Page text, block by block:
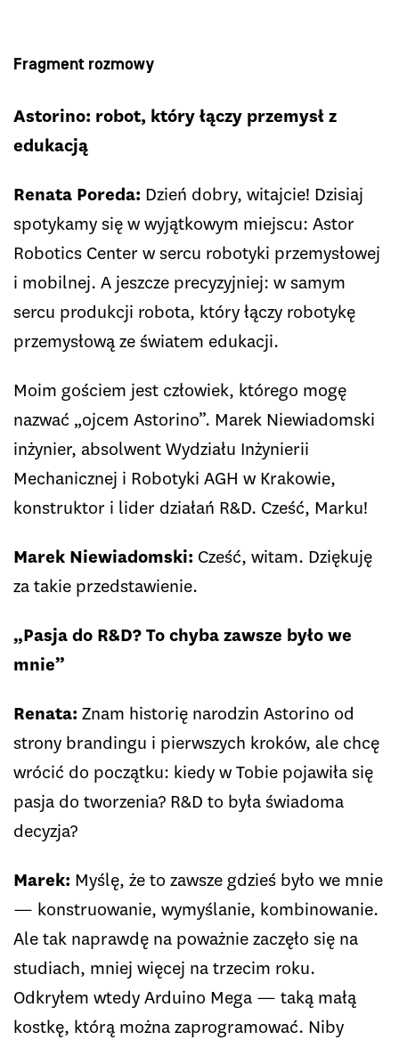
Fragment rozmowy
Astorino: robot, który łączy przemysł z
edukacją
Renata Poreda: Dzień dobry, witajcie! Dzisiaj
spotykamy się w wyjątkowym miejscu: Astor
Robotics Center w sercu robotyki przemysłowej
i mobilnej. A jeszcze precyzyjniej: w samym
sercu produkcji robota, który łączy robotykę
przemysłową ze światem edukacji.
Moim gościem jest człowiek, którego mogę
nazwać „ojcem Astorino”. Marek Niewiadomski
inżynier, absolwent Wydziału Inżynierii
Mechanicznej i Robotyki AGH w Krakowie,
konstruktor i lider działań R&D. Cześć, Marku!
Marek Niewiadomski: Cześć, witam. Dziękuję
za takie przedstawienie.
„Pasja do R&D? To chyba zawsze było we
mnie”
Renata: Znam historię narodzin Astorino od
strony brandingu i pierwszych kroków, ale chcę
wrócić do początku: kiedy w Tobie pojawiła się
pasja do tworzenia? R&D to była świadoma
decyzja?
Marek: Myślę, że to zawsze gdzieś było we mnie
— konstruowanie, wymyślanie, kombinowanie.
Ale tak naprawdę na poważnie zaczęło się na
studiach, mniej więcej na trzecim roku.
Odkryłem wtedy Arduino Mega — taką małą
kostkę, którą można zaprogramować. Niby